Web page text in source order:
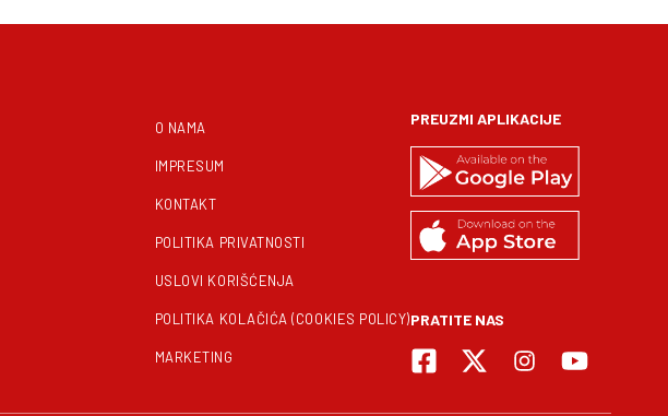
O NAMA
IMPRESUM
KONTAKT
POLITIKA PRIVATNOSTI
USLOVI KORIŠĆENJA
POLITIKA KOLAČIĆA (COOKIES POLICY)
MARKETING
PREUZMI APLIKACIJE
PRATITE NAS